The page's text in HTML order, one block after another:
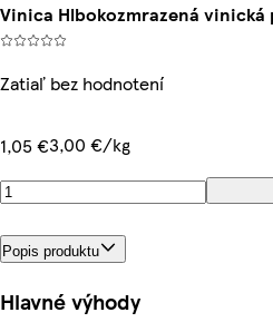
Vinica Hlbokozmrazená vinická
Zatiaľ bez hodnotení
1,05 €3,00 €/kg
Popis produktu
Hlavné výhody